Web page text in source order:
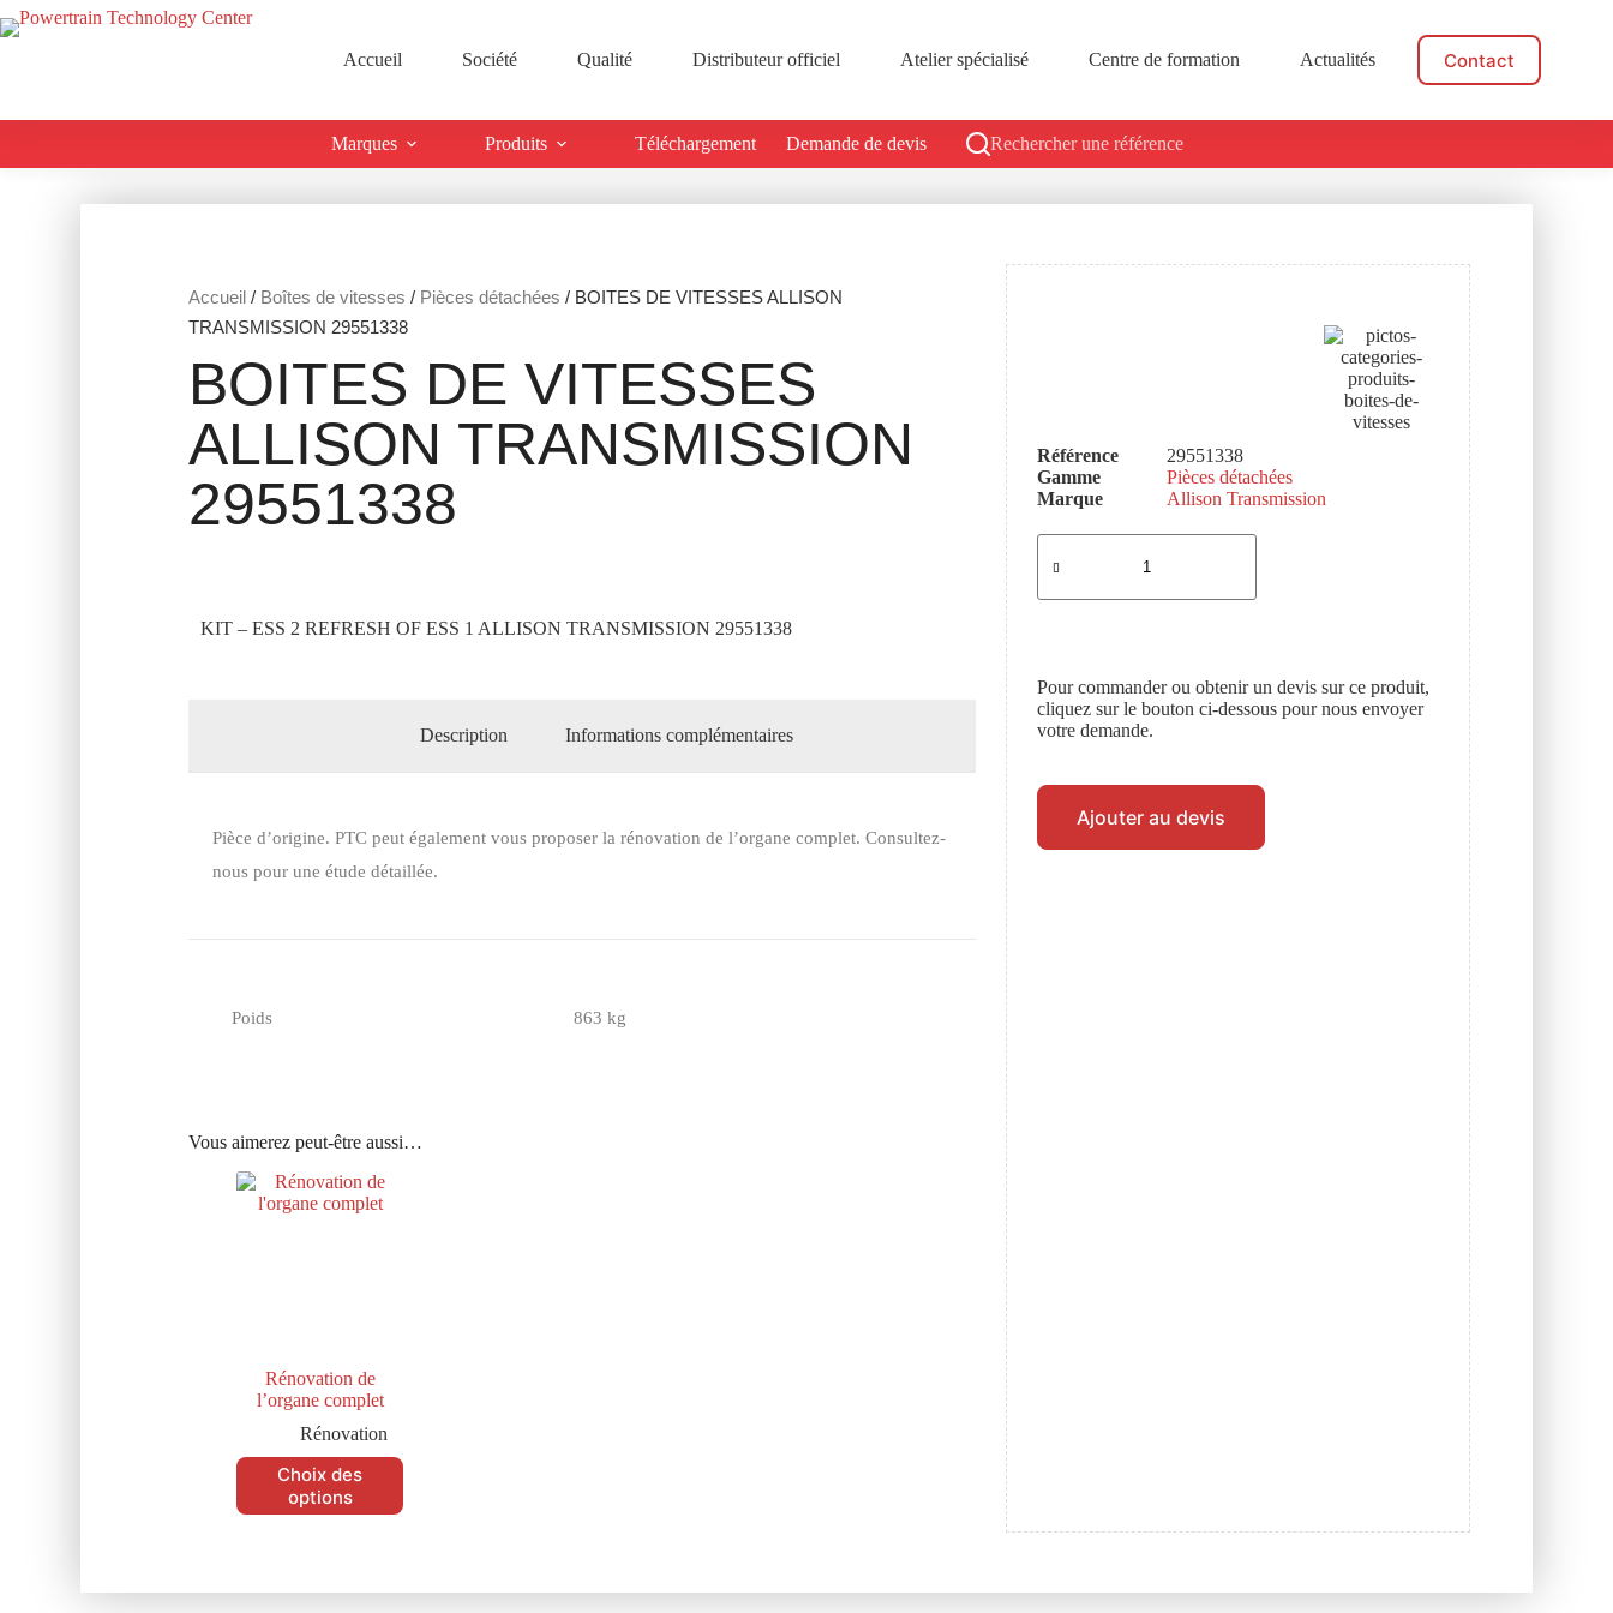
Accueil Société Qualité Distributeur officiel Atelier spécialisé Centre de formation Actualités Contact
Marques Produits Téléchargement Demande de devis Rechercher une référence
Accueil / Boîtes de vitesses / Pièces détachées / BOITES DE VITESSES ALLISON
TRANSMISSION 29551338
BOITES DE VITESSES
ALLISON TRANSMISSION
29551338
KIT – ESS 2 REFRESH OF ESS 1 ALLISON TRANSMISSION 29551338
Description Informations complémentaires
Pièce d’origine. PTC peut également vous proposer la rénovation de l’organe complet. Consultez-
nous pour une étude détaillée.
Poids 863 kg
Vous aimerez peut-être aussi…
Rénovation de
l’organe complet
Rénovation
Choix des
options
Référence
29551338
Gamme
Pièces détachées
Marque
Allison Transmission
Pour commander ou obtenir un devis sur ce produit,
cliquez sur le bouton ci-dessous pour nous envoyer
votre demande.
Ajouter au devis